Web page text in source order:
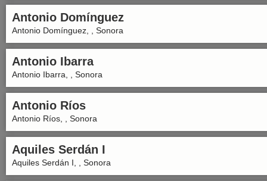
Antonio Domínguez
Antonio Domínguez, , Sonora
Antonio Ibarra
Antonio Ibarra, , Sonora
Antonio Ríos
Antonio Ríos, , Sonora
Aquiles Serdán I
Aquiles Serdán I, , Sonora